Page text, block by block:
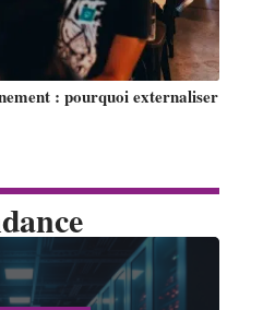
: pourquoi externaliser